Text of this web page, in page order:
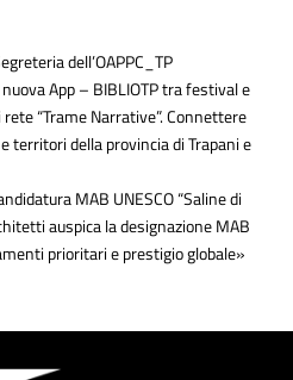
dell’OAPPC_TP
App – BIBLIOTP tra festival e
“Trame Narrative”. Connettere
territori della provincia di Trapani e
MAB UNESCO “Saline di
auspica la designazione MAB
prioritari e prestigio globale»